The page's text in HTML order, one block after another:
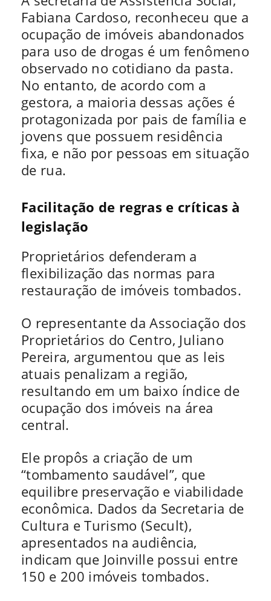
Fabiana Cardoso, reconheceu que a
ocupação de imóveis abandonados
para uso de drogas é um fenômeno
observado no cotidiano da pasta.
No entanto, de acordo com a
gestora, a maioria dessas ações é
protagonizada por pais de família e
jovens que possuem residência
fixa, e não por pessoas em situação
de rua.
Facilitação de regras e críticas à
legislação
Proprietários defenderam a
flexibilização das normas para
restauração de imóveis tombados.
O representante da Associação dos
Proprietários do Centro, Juliano
Pereira, argumentou que as leis
atuais penalizam a região,
resultando em um baixo índice de
ocupação dos imóveis na área
central.
Ele propôs a criação de um
“tombamento saudável”, que
equilibre preservação e viabilidade
econômica. Dados da Secretaria de
Cultura e Turismo (Secult),
apresentados na audiência,
indicam que Joinville possui entre
150 e 200 imóveis tombados.